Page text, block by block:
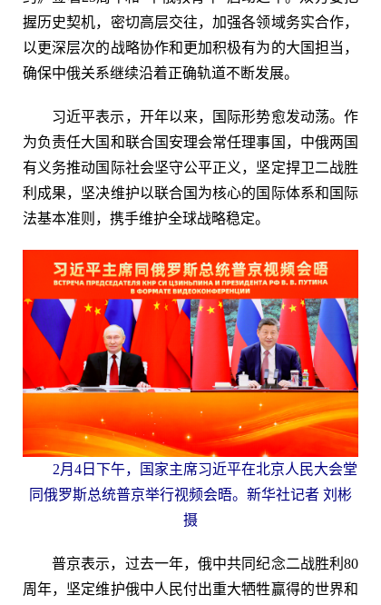
握历史契机，密切高层交往，加强各领域务实合作，
以更深层次的战略协作和更加积极有为的大国担当，
确保中俄关系继续沿着正确轨道不断发展。
习近平表示，开年以来，国际形势愈发动荡。作
为负责任大国和联合国安理会常任理事国，中俄两国
有义务推动国际社会坚守公平正义，坚定捍卫二战胜
利成果，坚决维护以联合国为核心的国际体系和国际
法基本准则，携手维护全球战略稳定。
2月4日下午，国家主席习近平在北京人民大会堂
同俄罗斯总统普京举行视频会晤。新华社记者 刘彬
摄
普京表示，过去一年，俄中共同纪念二战胜利80
周年，坚定维护俄中人民付出重大牺牲赢得的世界和